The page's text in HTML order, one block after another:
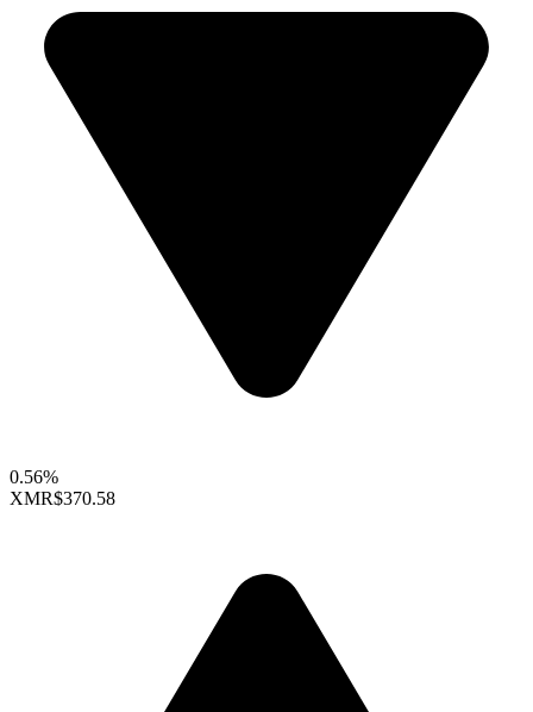
0.56%
XMR$370.58